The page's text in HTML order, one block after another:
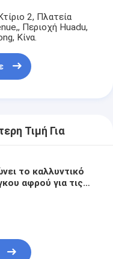
2, Πλατεία
Περιοχή Huadu,
Κίνα.
Τιμή Για
το καλλυντικό
αφρού για τις